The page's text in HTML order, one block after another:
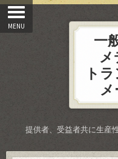
一
メ
ト
提供者、受益者共に生産